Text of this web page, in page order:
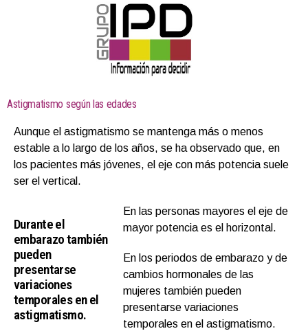
Astigmatismo según las edades
Aunque el astigmatismo se mantenga más o menos
estable a lo largo de los años, se ha observado que, en
los pacientes más jóvenes, el eje con más potencia suele
ser el vertical.
Durante el
embarazo también
pueden
presentarse
variaciones
temporales en el
astigmatismo.
En las personas mayores el eje de
mayor potencia es el horizontal.
En los periodos de embarazo y de
cambios hormonales de las
mujeres también pueden
presentarse variaciones
temporales en el astigmatismo.